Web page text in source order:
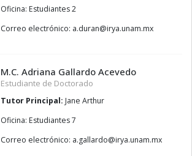
Oficina: Estudiantes 2
Correo electrónico:
xm.manu.ayri
@
narud.a
M.C. Adriana Gallardo Acevedo
Estudiante de Doctorado
Tutor Principal: Jane Arthur
Oficina: Estudiantes 7
Correo electrónico:
xm.manu.ayri
@
odrallag.a